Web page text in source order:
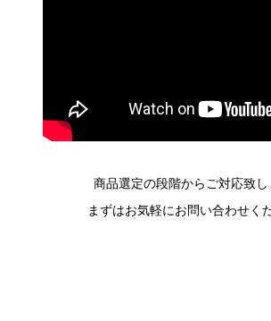
商品選定の段階からご対応致し
まずはお気軽にお問い合わせく